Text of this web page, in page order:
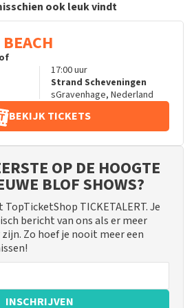
ook leuk vindt
17:00uur
Strand Scheveningen
sGravenhage, Nederland
BEKIJK TICKETS
OP DE HOOGTE
BLOF SHOWS?
TICKETALERT. Je
bericht van ons als er meer
Zo hoef je nooit meer een
INSCHRIJVEN